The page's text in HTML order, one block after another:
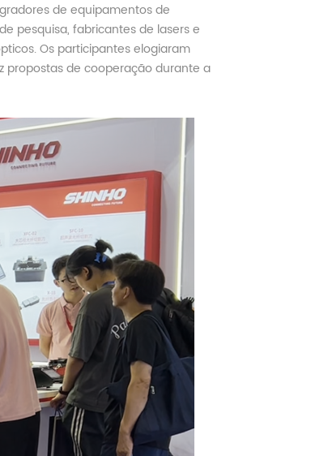
de equipamentos de
pesquisa, fabricantes de lasers e
Os participantes elogiaram
propostas de cooperação durante a